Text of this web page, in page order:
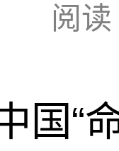
阅读
国“